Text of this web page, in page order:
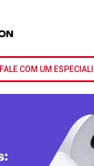
FALE COM UM